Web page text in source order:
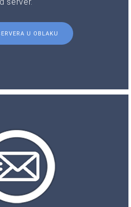
U OBLAKU